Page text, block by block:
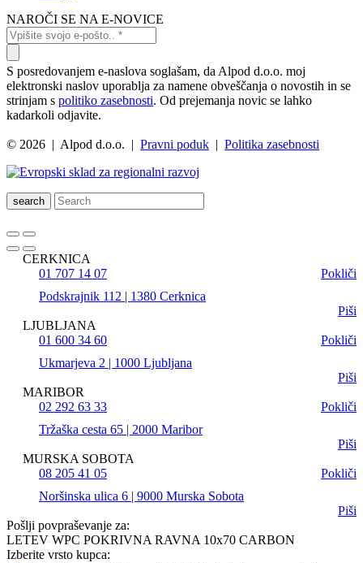
NAROČI SE NA E-NOVICE
S posredovanjem e-naslova soglašam, da Alpod d.o.o. moj
elektronski naslov uporablja za namene obveščanja o novostih in se
strinjam s politiko zasebnosti. Od prejemanja novic se lahko
kadarkoli odjavite.
© 2026 | Alpod d.o.o. | Pravni poduk | Politika zasebnosti
search
CERKNICA
01 707 14 07
Pokliči
Podskrajnik 112 | 1380 Cerknica
Piši
LJUBLJANA
01 600 34 60
Pokliči
Ukmarjeva 2 | 1000 Ljubljana
Piši
MARIBOR
02 292 63 33
Pokliči
Tržaška cesta 65 | 2000 Maribor
Piši
MURSKA SOBOTA
08 205 41 05
Pokliči
Noršinska ulica 6 | 9000 Murska Sobota
Piši
Pošlji povpraševanje za:
LETEV WPC POKRIVNA RAVNA 10x70 CARBON
Izberite vrsto kupca: